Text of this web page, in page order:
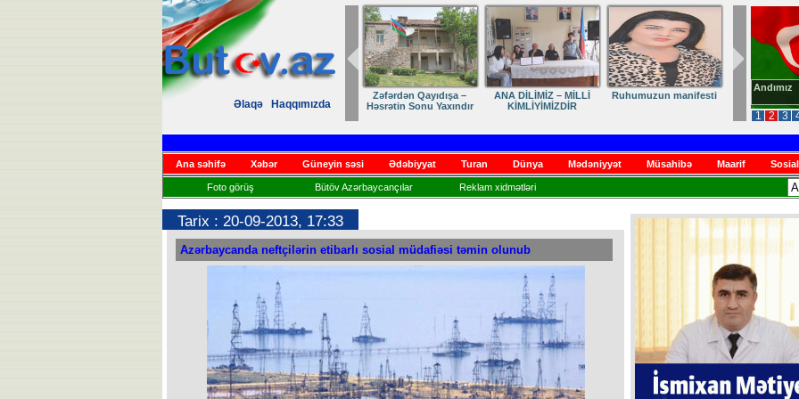
Əlaqə
Haqqımızda
1 2 3
Andımız
Zəfərdən Qayıdışa –
Həsrətin Sonu Yaxındır
ANA DİLİMİZ – MİLLİ
KİMLİYİMİZDİR
Ruhumuzun manifesti
Ana səhifə Xəbər Güneyin səsi Ədəbiyyat Turan Dünya Mədəniyyət Müsahibə Maarif
Foto görüş Bütöv Azərbaycançılar Reklam xidmətləri
Tarix : 20-09-2013, 17:33
Azərbaycanda neftçilərin etibarlı sosial müdafiəsi təmin olunub